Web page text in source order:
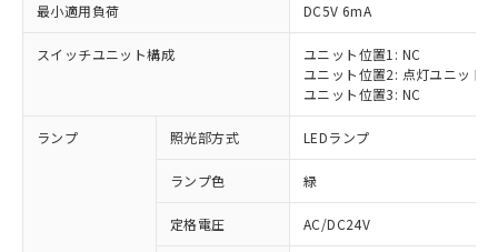
最小適用負荷 DC5V 6mA
スイッチユニット構成
ユニット位置1: NC
ユニット位置2: 点灯ユニット
ユニット位置3: NC
ランプ 照光部方式 LEDランプ
ランプ色 緑
定格電圧 AC/DC24V